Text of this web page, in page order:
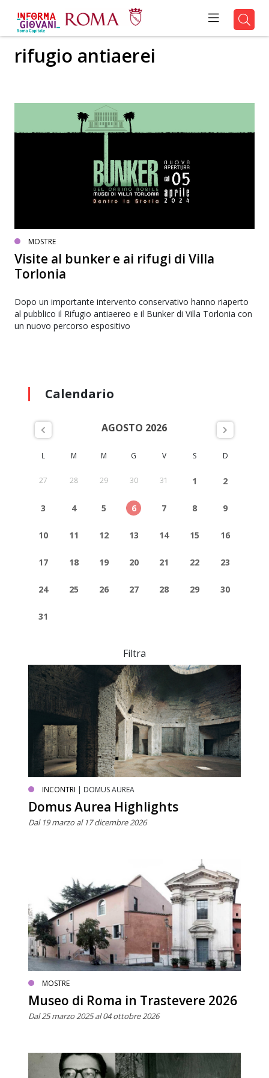
rifugio antiaerei
MOSTRE
Visite al bunker e ai rifugi di Villa
Torlonia
Dopo un importante intervento conservativo hanno riaperto
al pubblico il Rifugio antiaereo e il Bunker di Villa Torlonia con
un nuovo percorso espositivo
Calendario
AGOSTO 2026
L M M G V S D
27 28 29 30 31 1 2
3 4 5 6 7 8 9
10 11 12 13 14 15 16
17 18 19 20 21 22 23
24 25 26 27 28 29 30
31
Filtra
INCONTRI | DOMUS AUREA
Domus Aurea Highlights
Dal 19 marzo al 17 dicembre 2026
MOSTRE
Museo di Roma in Trastevere 2026
Dal 25 marzo 2025 al 04 ottobre 2026